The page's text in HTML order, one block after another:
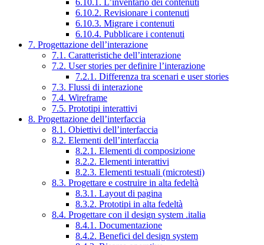
6.10.1. L’inventario dei contenuti
6.10.2. Revisionare i contenuti
6.10.3. Migrare i contenuti
6.10.4. Pubblicare i contenuti
7. Progettazione dell’interazione
7.1. Caratteristiche dell’interazione
7.2. User stories per definire l’interazione
7.2.1. Differenza tra scenari e user stories
7.3. Flussi di interazione
7.4. Wireframe
7.5. Prototipi interattivi
8. Progettazione dell’interfaccia
8.1. Obiettivi dell’interfaccia
8.2. Elementi dell’interfaccia
8.2.1. Elementi di composizione
8.2.2. Elementi interattivi
8.2.3. Elementi testuali (microtesti)
8.3. Progettare e costruire in alta fedeltà
8.3.1. Layout di pagina
8.3.2. Prototipi in alta fedeltà
8.4. Progettare con il design system .italia
8.4.1. Documentazione
8.4.2. Benefici del design system